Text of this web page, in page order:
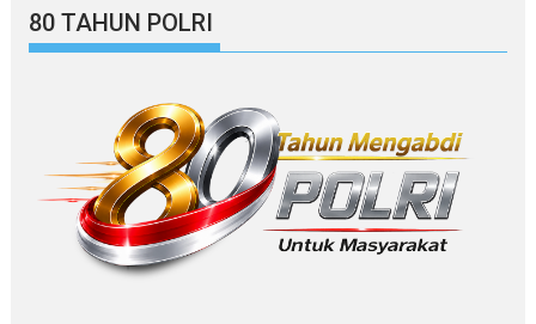
80 TAHUN POLRI